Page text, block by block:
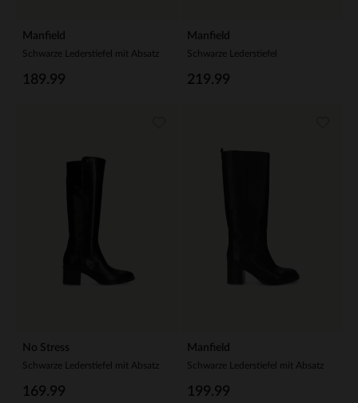
Manfield
Schwarze Lederstiefel mit Absatz
189.99
Manfield
Schwarze Lederstiefel
219.99
No Stress
Schwarze Lederstiefel mit Absatz
169.99
Manfield
Schwarze Lederstiefel mit Absatz
199.99